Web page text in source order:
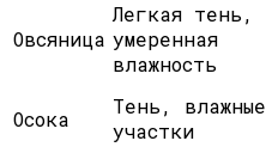
Овсяница
Легкая тень,
умеренная
влажность
Осока
Тень, влажные
участки